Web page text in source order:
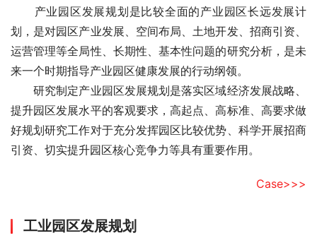
产业园区发展规划是比较全面的产业园区长远发展计
划，是对园区产业发展、空间布局、土地开发、招商引资、
运营管理等全局性、长期性、基本性问题的研究分析，是未
来一个时期指导产业园区健康发展的行动纲领。
研究制定产业园区发展规划是落实区域经济发展战略、
提升园区发展水平的客观要求，高起点、高标准、高要求做
好规划研究工作对于充分发挥园区比较优势、科学开展招商
引资、切实提升园区核心竞争力等具有重要作用。
Case>>>
工业园区发展规划